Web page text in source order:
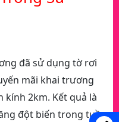
đã sử dụng tờ rơi
mãi khai trương
2km. Kết quả là
đột biến trong tuần